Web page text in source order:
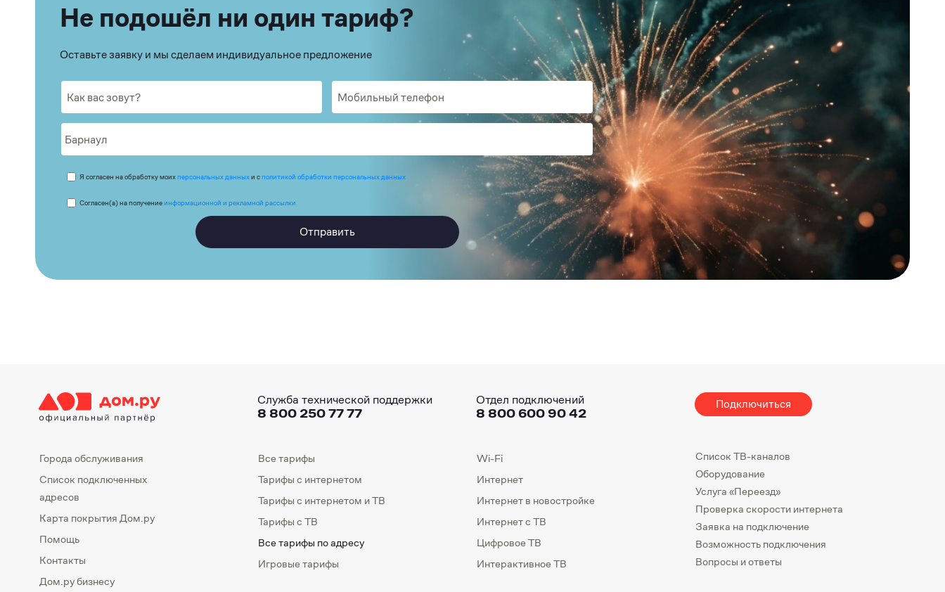
Не подошёл ни один тариф?
Оставьте заявку и мы сделаем индивидуальное предложение
Я согласен на обработку моихперсональных данныхи сполитикой обработки персональных данных
Согласен(а) на получениеинформационной и рекламной рассылки
Отправить
Служба технической поддержки
8 800 250 77 77
Отдел подключений
8 800 600 90 42
Подключиться
Города обслуживания
Список подключенных
адресов
Карта покрытия Дом.ру
Помощь
Контакты
Дом.ру бизнесу
Все тарифы
Тарифы с интернетом
Тарифы с интернетом и ТВ
Тарифы с ТВ
Все тарифы по адресу
Игровые тарифы
Wi-Fi
Интернет
Интернет в новостройке
Интернет с ТВ
Цифровое ТВ
Интерактивное ТВ
Список ТВ-каналов
Оборудование
Услуга «Переезд»
Проверка скорости интернета
Заявка на подключение
Возможность подключения
Вопросы и ответы